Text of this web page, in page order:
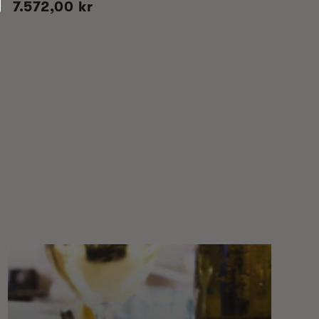
Vanlig
7.572,00 kr